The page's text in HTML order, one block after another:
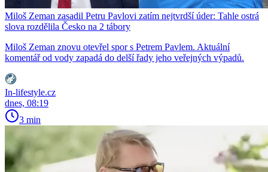
Miloš Zeman zasadil Petru Pavlovi zatím nejtvrdší úder: Tahle ostrá
slova rozdělila Česko na 2 tábory
Miloš Zeman znovu otevřel spor s Petrem Pavlem. Aktuální
komentář od vody zapadá do delší řady jeho veřejných výpadů.
In-lifestyle.cz
dnes, 08:19
3 min